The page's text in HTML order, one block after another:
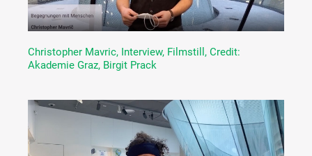
Christopher Mavric, Interview, Filmstill, Credit:
Akademie Graz, Birgit Prack